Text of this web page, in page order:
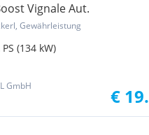
Vignale Aut.
Gewährleistung
PS (134 kW)
GmbH
€